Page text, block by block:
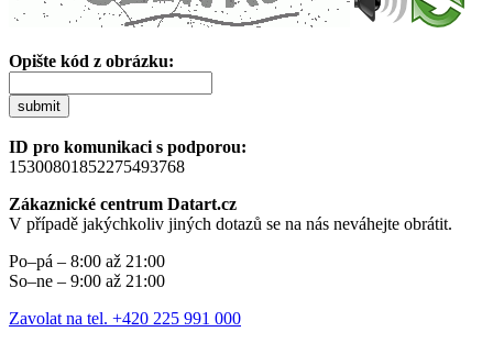
Opište kód z obrázku:
submit
ID pro komunikaci s podporou:
15300801852275493768
Zákaznické centrum Datart.cz
V případě jakýchkoliv jiných dotazů se na nás neváhejte obrátit.
Po–pá – 8:00 až 21:00
So–ne – 9:00 až 21:00
Zavolat na tel. +420 225 991 000